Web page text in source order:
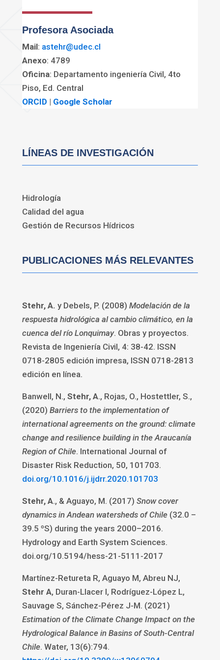
Profesora Asociada
Mail: astehr@udec.cl
Anexo: 4789
Oficina: Departamento ingeniería Civil, 4to
Piso, Ed. Central
ORCID | Google Scholar
LÍNEAS DE INVESTIGACIÓN
Hidrología
Calidad del agua
Gestión de Recursos Hídricos
PUBLICACIONES MÁS RELEVANTES
Stehr, A. y Debels, P. (2008) Modelación de la
respuesta hidrológica al cambio climático, en la
cuenca del río Lonquimay. Obras y proyectos.
Revista de Ingeniería Civil, 4: 38-42. ISSN
0718-2805 edición impresa, ISSN 0718-2813
edición en línea.
Banwell, N., Stehr, A., Rojas, O., Hostettler, S.,
(2020) Barriers to the implementation of
international agreements on the ground: climate
change and resilience building in the Araucanía
Region of Chile. International Journal of
Disaster Risk Reduction, 50, 101703.
doi.org/10.1016/j.ijdrr.2020.101703
Stehr, A., & Aguayo, M. (2017) Snow cover
dynamics in Andean watersheds of Chile(32.0 –
39.5 ºS) during the years 2000–2016.
Hydrology and Earth System Sciences.
doi.org/10.5194/hess-21-5111-2017
Martínez-Retureta R, Aguayo M, Abreu NJ,
Stehr A, Duran-Llacer I, Rodríguez-López L,
Sauvage S, Sánchez-Pérez J-M. (2021)
Estimation of the Climate Change Impact on the
Hydrological Balance in Basins of South-Central
Chile. Water, 13(6):794.